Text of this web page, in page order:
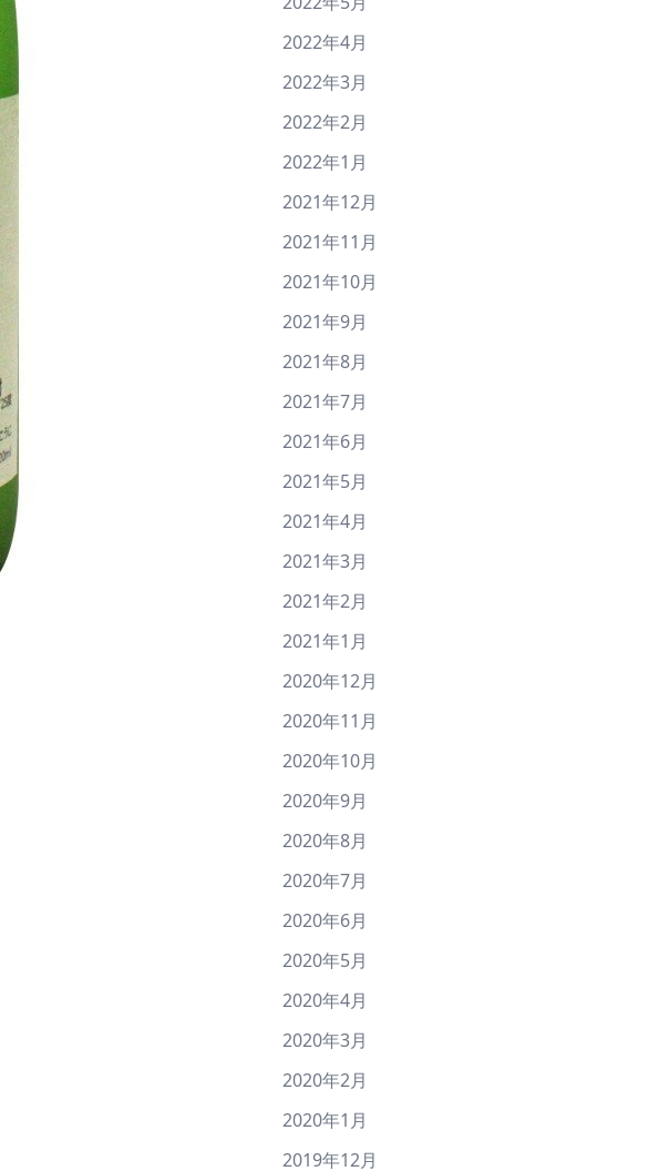
2022年4月
2022年3月
2022年2月
2022年1月
2021年12月
2021年11月
2021年10月
2021年9月
2021年8月
2021年7月
2021年6月
2021年5月
2021年4月
2021年3月
2021年2月
2021年1月
2020年12月
2020年11月
2020年10月
2020年9月
2020年8月
2020年7月
2020年6月
2020年5月
2020年4月
2020年3月
2020年2月
2020年1月
2019年12月